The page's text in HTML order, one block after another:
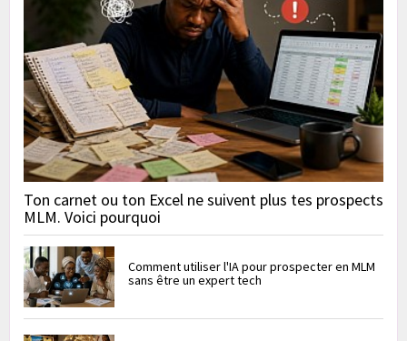
Ton carnet ou ton Excel ne suivent plus tes prospects
MLM. Voici pourquoi
Comment utiliser l'IA pour prospecter en MLM
sans être un expert tech